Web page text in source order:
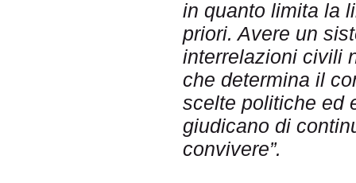
in quanto limita la
priori. Avere un
interrelazioni civili
che determina il
scelte politiche ed
giudicano di
convivere”.